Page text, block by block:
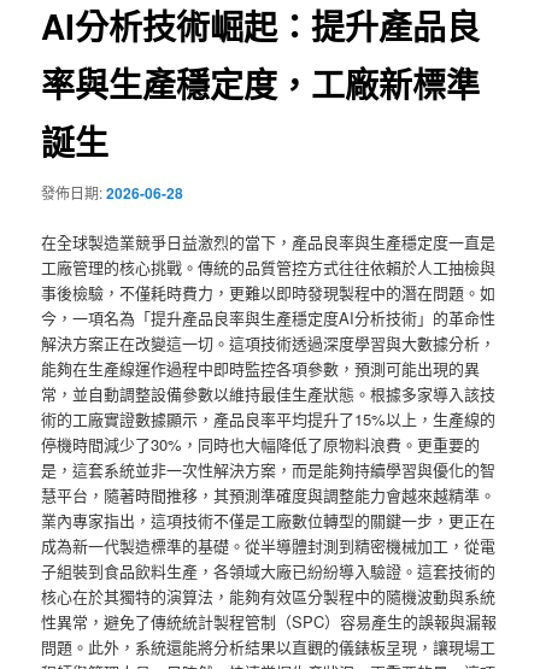
AI分析技術崛起：提升產品良
率與生產穩定度，工廠新標準
誕生
發佈日期:2026-06-28
在全球製造業競爭日益激烈的當下，產品良率與生產穩定度一直是
工廠管理的核心挑戰。傳統的品質管控方式往往依賴於人工抽檢與
事後檢驗，不僅耗時費力，更難以即時發現製程中的潛在問題。如
今，一項名為「提升產品良率與生產穩定度AI分析技術」的革命性
解決方案正在改變這一切。這項技術透過深度學習與大數據分析，
能夠在生產線運作過程中即時監控各項參數，預測可能出現的異
常，並自動調整設備參數以維持最佳生產狀態。根據多家導入該技
術的工廠實證數據顯示，產品良率平均提升了15%以上，生產線的
停機時間減少了30%，同時也大幅降低了原物料浪費。更重要的
是，這套系統並非一次性解決方案，而是能夠持續學習與優化的智
慧平台，隨著時間推移，其預測準確度與調整能力會越來越精準。
業內專家指出，這項技術不僅是工廠數位轉型的關鍵一步，更正在
成為新一代製造標準的基礎。從半導體封測到精密機械加工，從電
子組裝到食品飲料生產，各領域大廠已紛紛導入驗證。這套技術的
核心在於其獨特的演算法，能夠有效區分製程中的隨機波動與系統
性異常，避免了傳統統計製程管制（SPC）容易產生的誤報與漏報
問題。此外，系統還能將分析結果以直觀的儀錶板呈現，讓現場工